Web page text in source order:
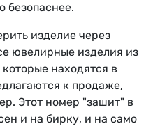
безопаснее.
изделие через
ювелирные изделия из
находятся в
к продаже,
Этот номер "зашит" в
и на бирку, и на само